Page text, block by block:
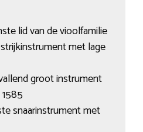
lid van de vioolfamilie
met lage
groot instrument
snaarinstrument met